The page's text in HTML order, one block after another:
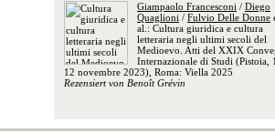
Giampaolo Francesconi / Diego
Quaglioni / Fulvio Delle Donne
al.: Cultura giuridica e cultura
letteraria negli ultimi secoli del
Medioevo. Atti del XXIX
Internazionale di Studi (Pistoia,
12 novembre 2023), Roma: Viella 2025
Rezensiert von Benoît Grévin